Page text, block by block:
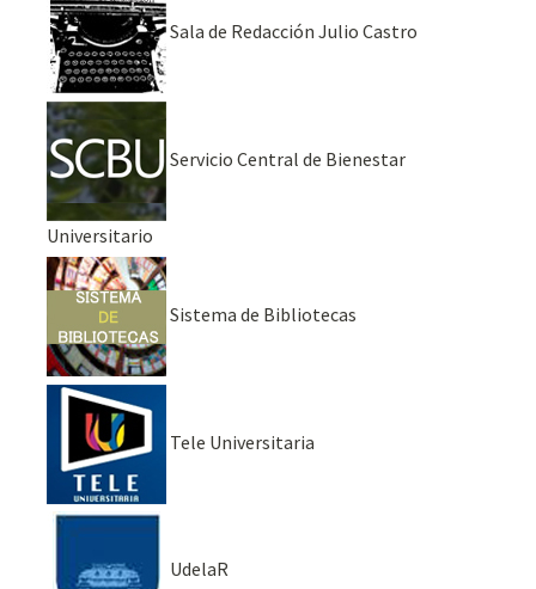
Sala de Redacción Julio Castro
Servicio Central de Bienestar
Universitario
Sistema de Bibliotecas
Tele Universitaria
UdelaR